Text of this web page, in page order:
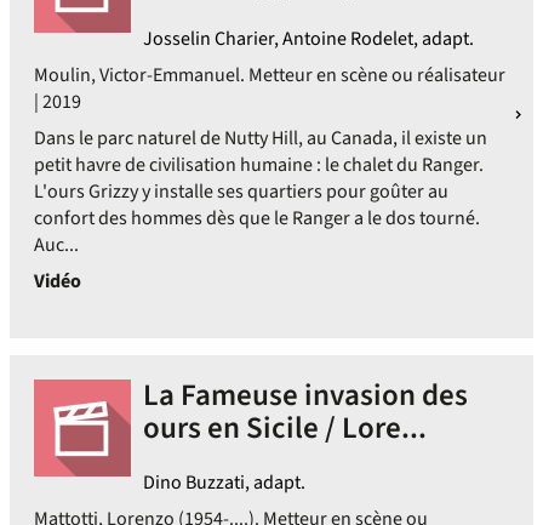
Josselin Charier, Antoine Rodelet, adapt.
Moulin, Victor-Emmanuel. Metteur en scène ou réalisateur
| 2019
Dans le parc naturel de Nutty Hill, au Canada, il existe un
petit havre de civilisation humaine : le chalet du Ranger.
L'ours Grizzy y installe ses quartiers pour goûter au
confort des hommes dès que le Ranger a le dos tourné.
Auc...
Vidéo
La Fameuse invasion des
ours en Sicile / Lore...
Dino Buzzati, adapt.
Mattotti, Lorenzo (1954-....). Metteur en scène ou